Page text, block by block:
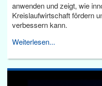
anwenden und zeigt, wie
Kreislaufwirtschaft fördern
verbessern kann.
Weiterlesen...